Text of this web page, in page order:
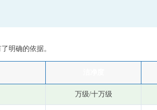
明确的依据。
万级/十万级